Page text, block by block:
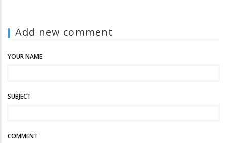
Add new comment
YOUR NAME
SUBJECT
COMMENT